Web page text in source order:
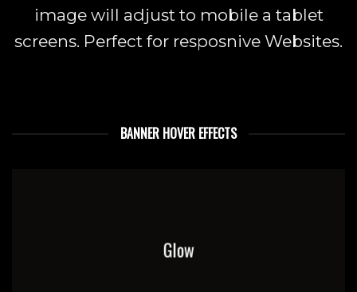
image will adjust to mobile a tablet
screens. Perfect for resposnive Websites.
BANNER HOVER EFFECTS
Glow